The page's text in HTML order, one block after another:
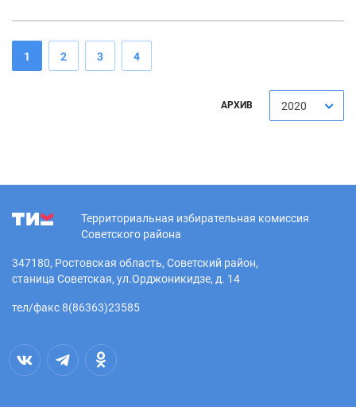
1 2 3 4
АРХИВ 2020
Территориальная избирательная комиссия
Советского района
347180, Ростовская область, Советский район,
станица Советская, ул.Орджоникидзе, д. 14
тел/факс 8(86363)23585